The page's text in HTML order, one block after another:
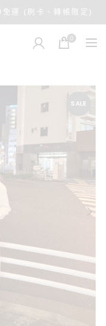
運 (刷卡、轉帳限定)
0
SALE